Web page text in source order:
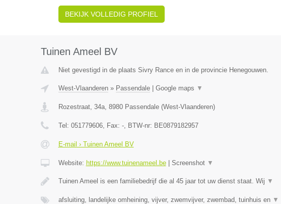
BEKIJK VOLLEDIG PROFIEL
Tuinen Ameel BV
Niet gevestigd in de plaats Sivry Rance en in de provincie Henegouwen.
West-Vlaanderen» Passendale| Google maps ▼
Rozestraat, 34a, 8980 Passendale(West-Vlaanderen)
Tel: 051779606, Fax: -, BTW-nr: BE0879182957
E-mail › Tuinen Ameel BV
Website: https://www.tuinenameel.be| Screenshot ▼
Tuinen Ameel is een familiebedrijf die al 45 jaar tot uw dienst staat. Wij ▼
afsluiting, landelijke omheining, vijver, zwemvijver, zwembad, tuinhuis en ▼